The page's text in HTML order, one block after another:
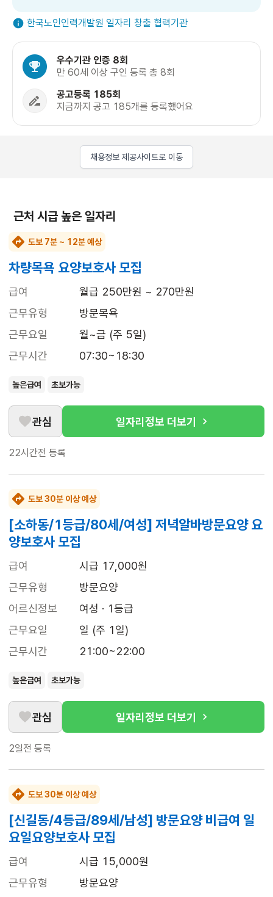
한국노인인력개발원 일자리 창출 협력기관
우수기관 인증 8회
만 60세 이상 구인 등록 총 8회
공고등록 185회
지금까지 공고 185개를 등록했어요
채용정보 제공사이트로 이동
근처 시급 높은 일자리
도보 7분 ~ 12분 예상
차량목욕 요양보호사 모집
급여
월급 250만원 ~ 270만원
근무유형
방문목욕
근무요일
월~금 (주 5일)
근무시간
07:30~18:30
높은급여 초보가능
관심 일자리정보 더보기
22시간전 등록
도보 30분 이상 예상
[소하동/1등급/80세/여성] 저녁알바방문요양 요
양보호사 모집
급여
시급 17,000원
근무유형
방문요양
어르신정보
여성 · 1등급
근무요일
일 (주 1일)
근무시간
21:00~22:00
높은급여 초보가능
관심 일자리정보 더보기
2일전 등록
도보 30분 이상 예상
[신길동/4등급/89세/남성] 방문요양 비급여 일
요일요양보호사 모집
급여
시급 15,000원
근무유형
방문요양